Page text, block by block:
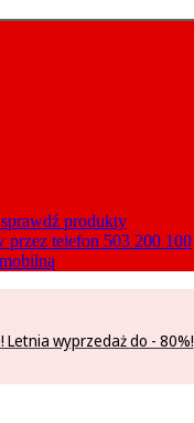
produkty
przez telefon 503 200 100
wyprzedaż do - 80%!